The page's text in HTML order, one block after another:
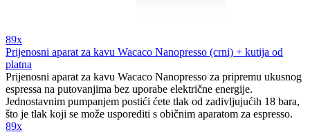
89x
Prijenosni aparat za kavu Wacaco Nanopresso (crni) + kutija od
platna
Prijenosni aparat za kavu Wacaco Nanopresso za pripremu ukusnog
espressa na putovanjima bez uporabe električne energije.
Jednostavnim pumpanjem postići ćete tlak od zadivljujućih 18 bara,
što je tlak koji se može usporediti s običnim aparatom za espresso.
89x